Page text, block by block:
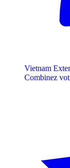
Vietnam
Combinez